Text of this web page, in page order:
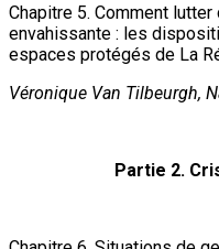
Chapitre 5. Comment
envahissante : les
espaces protégés de La
Véronique Van Tilbeurgh,
Partie 2.